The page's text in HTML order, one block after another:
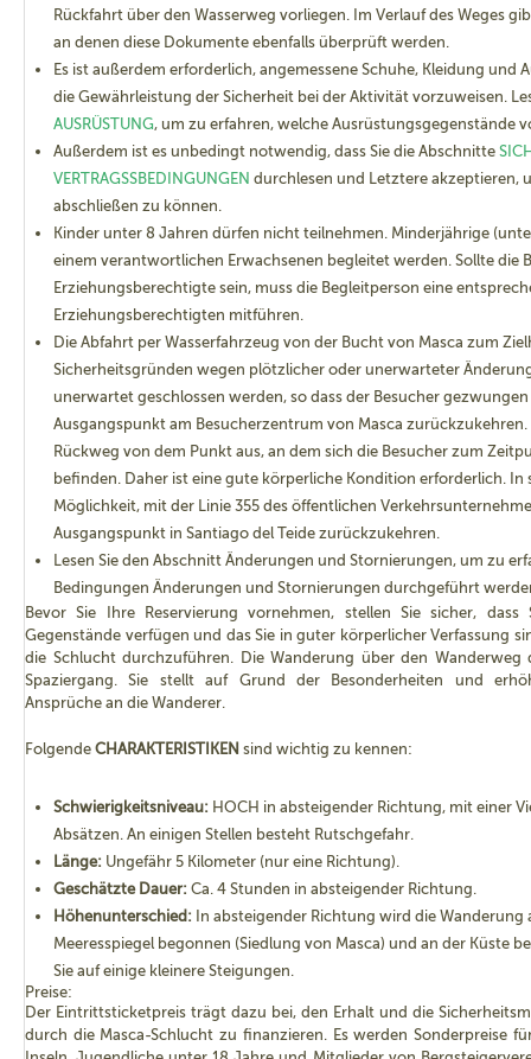
Rückfahrt über den Wasserweg vorliegen. Im Verlauf des Weges
an denen diese Dokumente ebenfalls überprüft werden.
Es ist außerdem erforderlich, angemessene Schuhe, Kleidung und
die Gewährleistung der Sicherheit bei der Aktivität vorzuweisen.
AUSRÜSTUNG, um zu erfahren, welche Ausrüstungsgegenstände
Außerdem ist es unbedingt notwendig, dass Sie die Abschnitte
VERTRAGSSBEDINGUNGEN durchlesen und Letztere akzeptieren,
abschließen zu können.
Kinder unter 8 Jahren dürfen nicht teilnehmen. Minderjährige
einem verantwortlichen Erwachsenen begleitet werden. Sollte die
Erziehungsberechtigte sein, muss die Begleitperson eine
Erziehungsberechtigten mitführen.
Die Abfahrt per Wasserfahrzeug von der Bucht von Masca zum
Sicherheitsgründen wegen plötzlicher oder unerwarteter
unerwartet geschlossen werden, so dass der Besucher
Ausgangspunkt am Besucherzentrum von Masca
Rückweg von dem Punkt aus, an dem sich die Besucher zum
befinden. Daher ist eine gute körperliche Kondition erforderlich.
Möglichkeit, mit der Linie 355 des öffentlichen
Ausgangspunkt in Santiago del Teide zurückzukehren.
Lesen Sie den Abschnitt Änderungen und Stornierungen, um zu
Bedingungen Änderungen und Stornierungen durchgeführt
Bevor Sie Ihre Reservierung vornehmen, stellen Sie sicher,
Gegenstände verfügen und das Sie in guter körperlicher Verfassung
die Schlucht durchzuführen. Die Wanderung über den Wanderweg
Spaziergang. Sie stellt auf Grund der Besonderheiten und
Ansprüche an die Wanderer.
Folgende CHARAKTERISTIKEN sind wichtig zu kennen:
Schwierigkeitsniveau: HOCH in absteigender Richtung, mit einer
Absätzen. An einigen Stellen besteht Rutschgefahr.
Länge: Ungefähr 5 Kilometer (nur eine Richtung).
Geschätzte Dauer: Ca. 4 Stunden in absteigender Richtung.
Höhenunterschied: In absteigender Richtung wird die Wanderung
Meeresspiegel begonnen (Siedlung von Masca) und an der Küste
Sie auf einige kleinere Steigungen.
Preise:
Der Eintrittsticketpreis trägt dazu bei, den Erhalt und die
durch die Masca-Schlucht zu finanzieren. Es werden Sonderpreise